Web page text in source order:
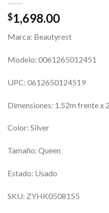
$1,698.00
Marca: Beautyrest
Modelo: 0061265012451
UPC: 0612650124519
Dimensiones: 1.52m frente x
Color: Silver
Tamaño: Queen
Estado: Usado
SKU: ZYHK0508155